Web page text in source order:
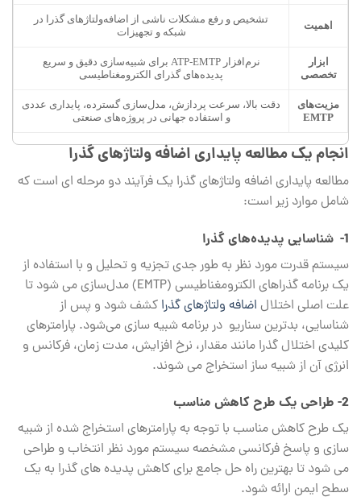
اهمیت
تشخیص و رفع مشکلات ناشی از اضافه‌ولتاژهای گذرا در
شبکه و تجهیزات
ابزار
تخصصی
نرم‌افزار ATP-EMTP برای شبیه‌سازی دقیق و سریع
پدیده‌های گذرای الکترومغناطیسی
مزیت‌های
EMTP
دقت بالا، سرعت پردازش، مدل‌سازی گسترده، پایداری عددی
و استفاده جهانی در پروژه‌های صنعتی
انجام یک مطالعه پایداری اضافه ولتاژهای گذرا
مطالعه پایداری اضافه ولتاژهای گذرا یک فرآیند دو مرحله ‌ای است که
شامل موارد زیر است:
1- شناسایی پدیده‌های گذرا
سیستم قدرت مورد نظر به طور جدی تجزیه و تحلیل و با استفاده از
یک برنامه گذراهای الکترومغناطیسی (EMTP) مدل‌سازی می ‌شود تا
علت اصلی اختلال اضافه ولتاژهای گذرا کشف شود و پس از
شناسایی، بدترین سناریو در برنامه شبیه‌ سازی می‌شود. پارامترهای
کلیدی اختلال گذرا مانند مقدار، نرخ افزایش، مدت زمان، فرکانس و
انرژی آن از شبیه ‌ساز استخراج می ‌شوند.
2- طراحی یک طرح کاهش مناسب
یک طرح کاهش مناسب با توجه به پارامترهای استخراج شده از شبیه‌
سازی و پاسخ فرکانسی مشخصه سیستم مورد نظر انتخاب و طراحی
می‌ شود تا بهترین راه حل جامع برای کاهش پدیده‌ های گذرا به یک
سطح ایمن ارائه شود.